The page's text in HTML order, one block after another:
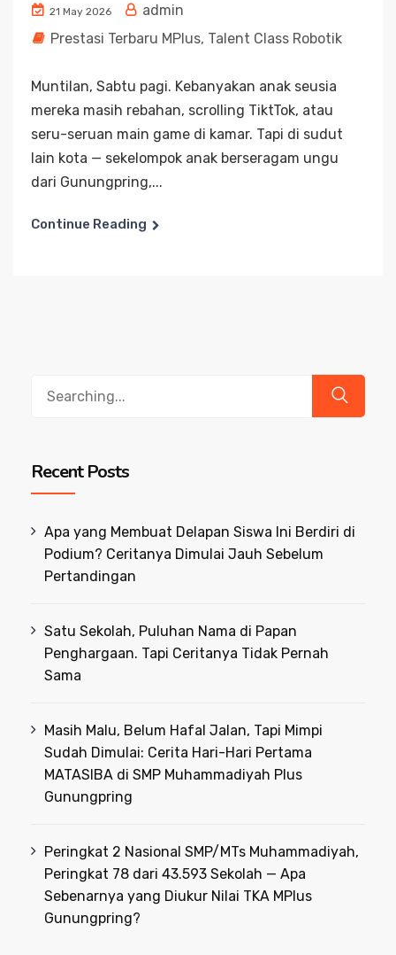
21 May 2026
admin
Prestasi Terbaru MPlus, Talent Class Robotik
Muntilan, Sabtu pagi. Kebanyakan anak seusia
mereka masih rebahan, scrolling TiktTok, atau
seru-seruan main game di kamar. Tapi di sudut
lain kota — sekelompok anak berseragam ungu
dari Gunungpring,...
Continue Reading
Recent Posts
Apa yang Membuat Delapan Siswa Ini Berdiri di
Podium? Ceritanya Dimulai Jauh Sebelum
Pertandingan
Satu Sekolah, Puluhan Nama di Papan
Penghargaan. Tapi Ceritanya Tidak Pernah
Sama
Masih Malu, Belum Hafal Jalan, Tapi Mimpi
Sudah Dimulai: Cerita Hari-Hari Pertama
MATASIBA di SMP Muhammadiyah Plus
Gunungpring
Peringkat 2 Nasional SMP/MTs Muhammadiyah,
Peringkat 78 dari 43.593 Sekolah — Apa
Sebenarnya yang Diukur Nilai TKA MPlus
Gunungpring?